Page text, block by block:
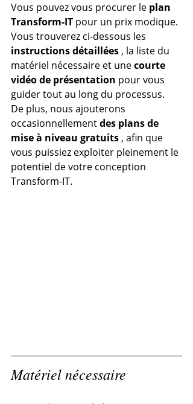
Vous pouvez vous procurer le plan
Transform-IT pour un prix modique.
Vous trouverez ci-dessous les
instructions détaillées , la liste du
matériel nécessaire et une courte
vidéo de présentation pour vous
guider tout au long du processus.
De plus, nous ajouterons
occasionnellement des plans de
mise à niveau gratuits , afin que
vous puissiez exploiter pleinement le
potentiel de votre conception
Transform-IT.
Matériel nécessaire